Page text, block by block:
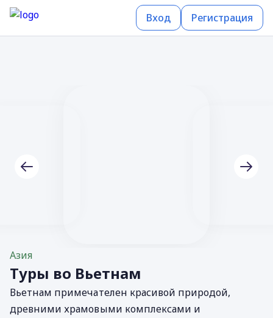
Вход Регистрация
Азия
Туры во Вьетнам
Вьетнам примечателен красивой природой,
древними храмовыми комплексами и